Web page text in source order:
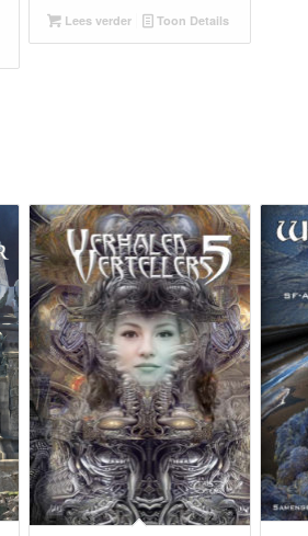
Lees verder Toon Details